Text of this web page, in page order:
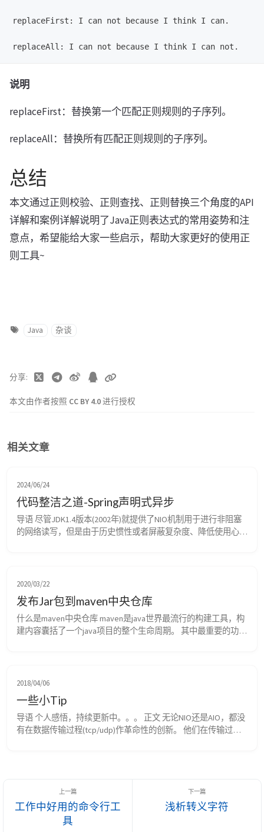
replaceFirst: I can not because I think I can.
说明
replaceFirst：替换第一个匹配正则规则的子序列。
replaceAll：替换所有匹配正则规则的子序列。
总结
本文通过正则校验、正则查找、正则替换三个角度的API
详解和案例详解说明了Java正则表达式的常用姿势和注
意点，希望能给大家一些启示，帮助大家更好的使用正
则工具~
Java 杂谈
本文由作者按照 CC BY 4.0进行授权
分享
相关文章
2024/06/24
代码整洁之道-Spring声明式异步
导语 尽管JDK1.4版本(2002年)就提供了NIO机制用于进行非阻塞
的网络读写，但是由于历史惯性或者屏蔽复杂度、降低使用心
行精细化的异步调度。 典型代码 1 2 3 4 5 6 7 8 9 1...
2020/03/22
发布Jar包到maven中央仓库
什么是maven中央仓库 maven是java世界最流行的构建工具，构
建内容囊括了一个java项目的整个生命周期。 其中最重要的功能
建自己的项目环境。因此，通过一个叫做pom的描述文件，我们
就可以在任何平台搭建...
2018/04/06
一些小Tip
导语 个人感悟，持续更新中。。。 正文 无论NIO还是AIO，都没
有在数据传输过程(tcp/udp)作革命性的创新。 他们在传输过程
工作中好用的命令行工
具
浅析转义字符